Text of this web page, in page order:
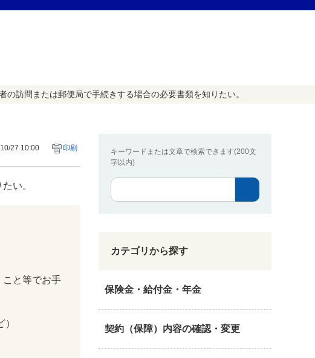
の訪問または郵便局で手続きする場合の必要書類を知りたい。
キーワードまたは文章で検索できます(200文
字以内)
カテゴリから探す
保険金・給付金・年金
契約（保障）内容の確認・変更
27 10:00 印刷
い。
と等でお手